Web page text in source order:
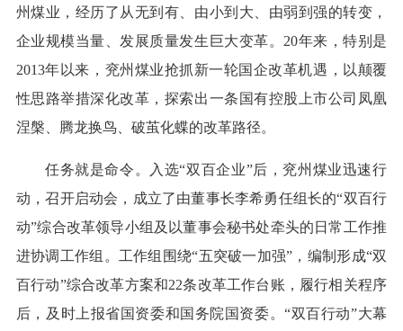
州煤业，经历了从无到有、由小到大、由弱到强的转变，
企业规模当量、发展质量发生巨大变革。20年来，特别是
2013年以来，兖州煤业抢抓新一轮国企改革机遇，以颠覆
性思路举措深化改革，探索出一条国有控股上市公司凤凰
涅槃、腾龙换鸟、破茧化蝶的改革路径。
任务就是命令。入选“双百企业”后，兖州煤业迅速行
动，召开启动会，成立了由董事长李希勇任组长的“双百行
动”综合改革领导小组及以董事会秘书处牵头的日常工作推
进协调工作组。工作组围绕“五突破一加强”，编制形成“双
百行动”综合改革方案和22条改革工作台账，履行相关程序
后，及时上报省国资委和国务院国资委。“双百行动”大幕